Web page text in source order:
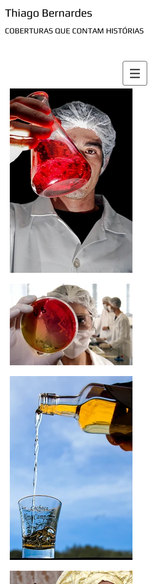
Thiago Bernardes
COBERTURAS QUE CONTAM HISTÓRIAS